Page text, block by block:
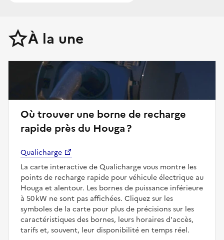
À la une
Où trouver une borne de recharge
rapide près du Houga ?
Qualicharge
La carte interactive de Qualicharge vous montre les
points de recharge rapide pour véhicule électrique au
Houga et alentour. Les bornes de puissance inférieure
à 50 kW ne sont pas affichées. Cliquez sur les
symboles de la carte pour plus de précisions sur les
caractéristiques des bornes, leurs horaires d'accès,
tarifs et, souvent, leur disponibilité en temps réel.